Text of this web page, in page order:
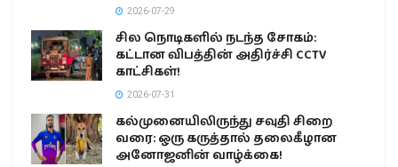
2026-07-29
சில நொடிகளில் நடந்த சோகம்:
கட்டான விபத்தின் அதிர்ச்சி CCTV
காட்சிகள்!
2026-07-31
கல்முனையிலிருந்து சவுதி சிறை
வரை: ஒரு கருத்தால் தலைகீழான
அனோஜனின் வாழ்க்கை!